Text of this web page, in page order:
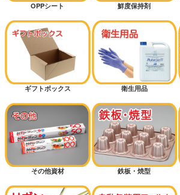
OPPシート 鮮度保持剤
ギフトボックス 衛生用品
その他資材 鉄板・焼型